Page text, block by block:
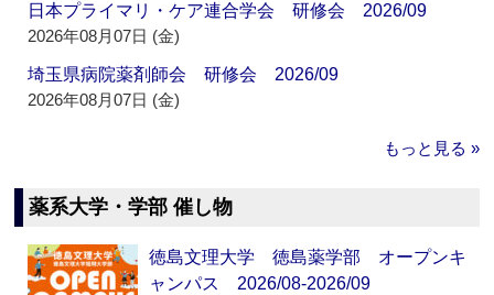
日本プライマリ・ケア連合学会 研修会 2026/09
2026年08月07日 (金)
埼玉県病院薬剤師会 研修会 2026/09
2026年08月07日 (金)
もっと見る »
薬系大学・学部 催し物
徳島文理大学 徳島薬学部 オープンキ
ャンパス 2026/08-2026/09